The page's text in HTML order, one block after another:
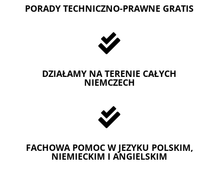
PORADY TECHNICZNO-PRAWNE GRATIS

DZIAŁAMY NA TERENIE CAŁYCH
NIEMCZECH

FACHOWA POMOC W JEZYKU POLSKIM,
NIEMIECKIM I ANGIELSKIM